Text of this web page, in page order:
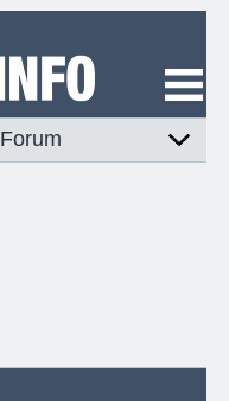
Forum